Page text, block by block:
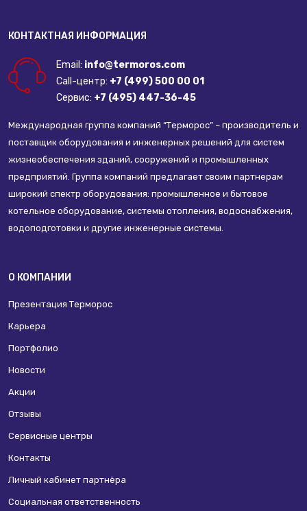
КОНТАКТНАЯ ИНФОРМАЦИЯ
Email: info@termoros.com
Call-центр: +7 (499) 500 00 01
Сервис: +7 (495) 447-36-45
Международная группа компаний “Терморос” – производитель и
поставщик оборудования и инженерных решений для систем
жизнеобеспечения зданий, сооружений и промышленных
предприятий. Группа компаний предлагает своим партнерам
широкий спектр оборудования: промышленное и бытовое
котельное оборудование, системы отопления, водоснабжения,
водоподготовки и другие инженерные системы.
О КОМПАНИИ
Презентация Терморос
Карьера
Портфолио
Новости
Акции
Отзывы
Сервисные центры
Контакты
Личный кабинет партнёра
Социальная ответственность